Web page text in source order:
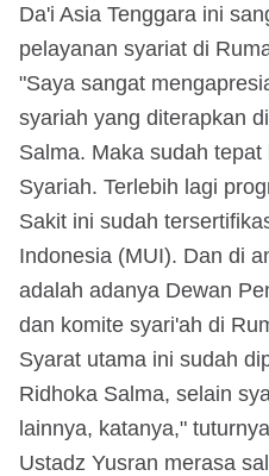
Da'i Asia Tenggara ini
pelayanan syariat di
"Saya sangat
syariah yang diterapkan
Salma. Maka sudah
Syariah. Terlebih lagi
Sakit ini sudah
Indonesia (MUI). Dan di
adalah adanya Dewan
dan komite syari'ah di
Syarat utama ini sudah
Ridhoka Salma, selain
lainnya, katanya,"
Ustadz Yusran merasa